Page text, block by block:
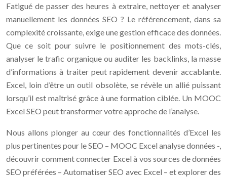
Fatigué de passer des heures à extraire, nettoyer et analyser
manuellement les données SEO ? Le référencement, dans sa
complexité croissante, exige une gestion efficace des données.
Que ce soit pour suivre le positionnement des mots-clés,
analyser le trafic organique ou auditer les backlinks, la masse
d’informations à traiter peut rapidement devenir accablante.
Excel, loin d’être un outil obsolète, se révèle un allié puissant
lorsqu’il est maîtrisé grâce à une formation ciblée. Un MOOC
Excel SEO peut transformer votre approche de l’analyse.
Nous allons plonger au cœur des fonctionnalités d’Excel les
plus pertinentes pour le SEO – MOOC Excel analyse données -,
découvrir comment connecter Excel à vos sources de données
SEO préférées – Automatiser SEO avec Excel – et explorer des